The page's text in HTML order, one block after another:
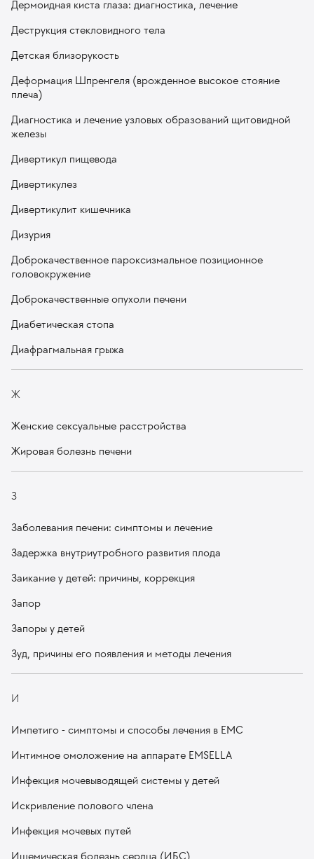
Дермоидная киста глаза: диагностика, лечение
Деструкция стекловидного тела
Детская близорукость
Деформация Шпренгеля (врожденное высокое стояние
плеча)
Диагностика и лечение узловых образований щитовидной
железы
Дивертикул пищевода
Дивертикулез
Дивертикулит кишечника
Дизурия
Доброкачественное пароксизмальное позиционное
головокружение
Доброкачественные опухоли печени
Диабетическая стопа
Диафрагмальная грыжа
Ж
Женские сексуальные расстройства
Жировая болезнь печени
З
Заболевания печени: симптомы и лечение
Задержка внутриутробного развития плода
Заикание у детей: причины, коррекция
Запор
Запоры у детей
Зуд, причины его появления и методы лечения
И
Импетиго - симптомы и способы лечения в EMC
Интимное омоложение на аппарате EMSELLA
Инфекция мочевыводящей системы у детей
Искривление полового члена
Инфекция мочевых путей
Ишемическая болезнь сердца (ИБС)